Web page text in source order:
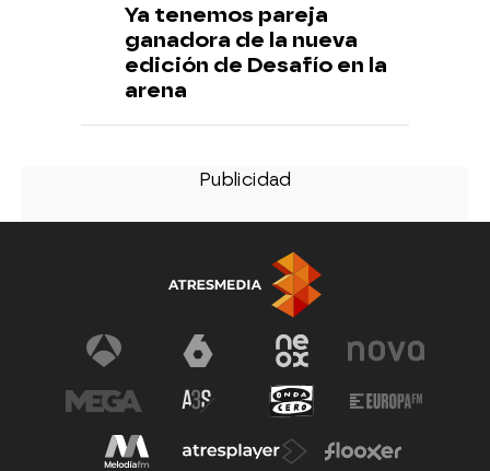
Ya tenemos pareja
ganadora de la nueva
edición de Desafío en la
arena